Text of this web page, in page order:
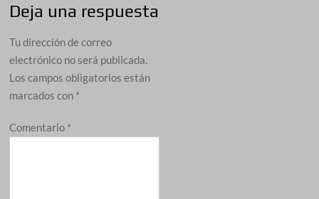
Deja una respuesta
Tu dirección de correo
electrónico no será publicada.
Los campos obligatorios están
marcados con *
Comentario *